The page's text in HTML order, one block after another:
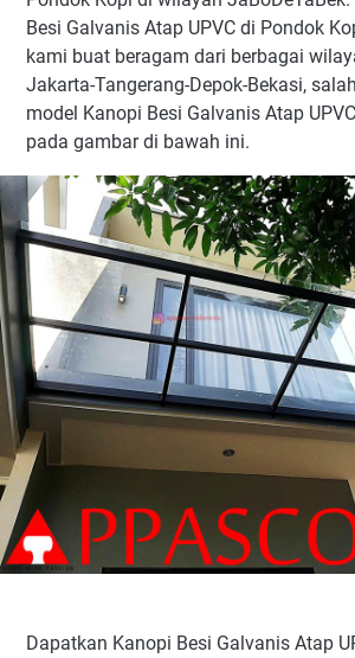
Besi Galvanis Atap UPVC di Pondok
kami buat beragam dari berbagai
Jakarta-Tangerang-Depok-Bekasi,
model Kanopi Besi Galvanis Atap
pada gambar di bawah ini.
Dapatkan Kanopi Besi Galvanis Atap